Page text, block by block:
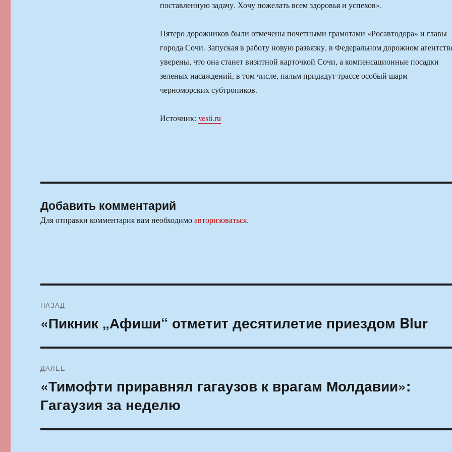
поставленную задачу. Хочу пожелать всем здоровья и успехов».
Пятеро дорожников были отмечены почетными грамотами «Росавтодора» и главы
города Сочи. Запуская в работу новую развязку, в Федеральном дорожном
уверены, что она станет визитной карточкой Сочи, а компенсационные посадки
зеленых насаждений, в том числе, пальм придадут трассе особый шарм
черноморских субтропиков.
Источник: vesti.ru
Добавить комментарий
Для отправки комментария вам необходимоавторизоваться.
по
НАЗАД
Предыдущая
«Пикник „Афиши“ отметит десятилетие приездом Blur
ДАЛЕЕ
Следующая
«Тимофти приравнял гагаузов к врагам Молдавии»:
Гагаузия за неделю